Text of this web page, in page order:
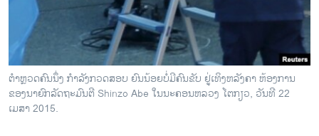
ວິທະຍາສາດ-ເທັກໂນໂລຈີ
ທຸລະກິດ
ພາສາອັງກິດ
ວີດີໂອ
ສຽງ
ຕຳຫຼວດຄົນນຶ່ງ ກຳລັງກວດສອບ ຍົນນ້ອຍບໍ່ມີຄົນຂັບ ຢູ່ເທິງຫລັງຄາ ຫ້ອງການ
ຂອງນາຍົກລັດຖະມົນຕີ Shinzo Abe ໃນນະຄອນຫລວງ ໂຕກຽວ, ວັນທີ 22
ເມສາ 2015.